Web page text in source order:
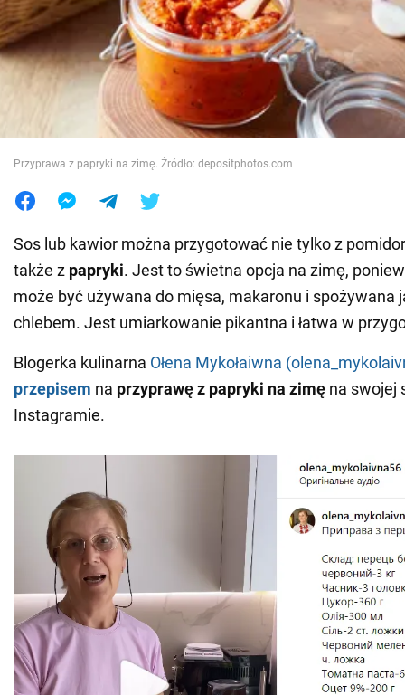
Wojna na Ukrainie
Jedzenie
Przyprawa z papryki na zimę. Źródło: depositphotos.com
Sos lub kawior można przygotować nie tylko z
także z papryki. Jest to świetna opcja na zimę,
może być używana do mięsa, makaronu i spożywana
chlebem. Jest umiarkowanie pikantna i łatwa w
Blogerka kulinarna Ołena Mykołaiwna
przepisem na przyprawę z papryki na zimę na swojej
Instagramie.